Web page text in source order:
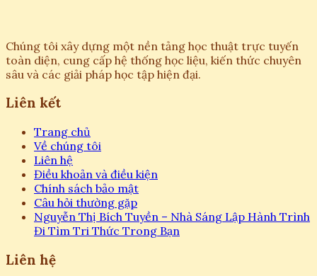
Chúng tôi xây dựng một nền tảng học thuật trực tuyến
toàn diện, cung cấp hệ thống học liệu, kiến thức chuyên
sâu và các giải pháp học tập hiện đại.
Liên kết
Trang chủ
Về chúng tôi
Liên hệ
Điều khoản và điều kiện
Chính sách bảo mật
Câu hỏi thường gặp
Nguyễn Thị Bích Tuyền – Nhà Sáng Lập Hành Trình
Đi Tìm Tri Thức Trong Bạn
Liên hệ